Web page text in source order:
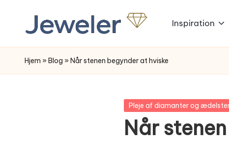
Inspiration
Hjem » Blog » Når stenen begynder at hviske
Posted
Pleje af diamanter og
Når